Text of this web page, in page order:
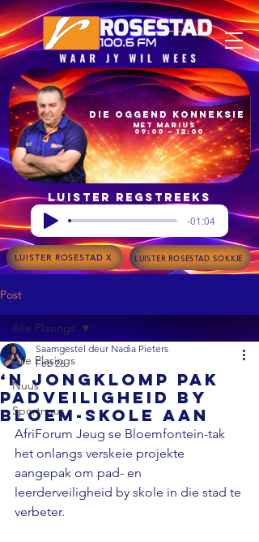
09:00 – 12:00
met Marius
Die Oggend Konneksie
Luister regstreeks
-01:04
LUISTER ROSESTAD X LUISTER ROSESTAD SOKKIE
Post
Alle Plasings
Nuus
Sportnuus
Alle Plasings
‘n Jongklomp pak
padveiligheid by
Bloem-skole aan
Saamgestel deur Nadia Pieters
Feb 26
AfriForum Jeug se Bloemfontein-tak
het onlangs verskeie projekte
aangepak om pad- en
leerderveiligheid by skole in die stad te
verbeter.